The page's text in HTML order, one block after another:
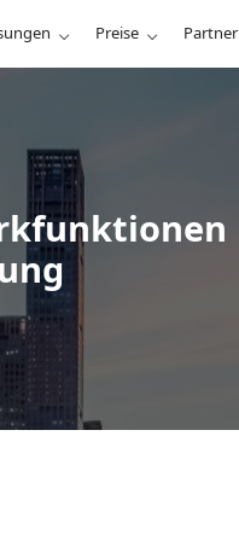
Preise Partner